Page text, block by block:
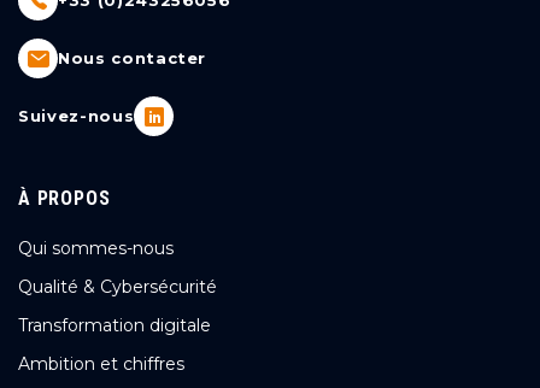
Nous contacter
Suivez-nous
À PROPOS
Qui sommes-nous
Qualité & Cybersécurité
Transformation digitale
Ambition et chiffres